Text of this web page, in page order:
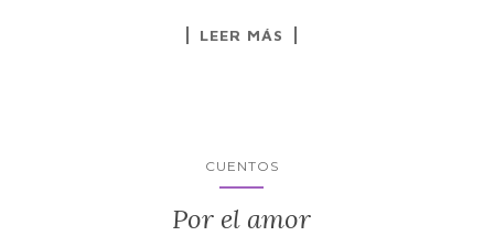
LEER MÁS
CUENTOS
Por el amor